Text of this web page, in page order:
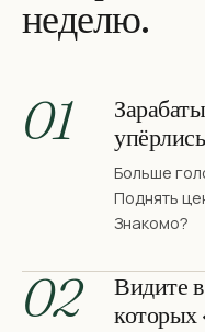
неделю.
01
Больше
Поднять
Знакомо?
02
Видите
которых